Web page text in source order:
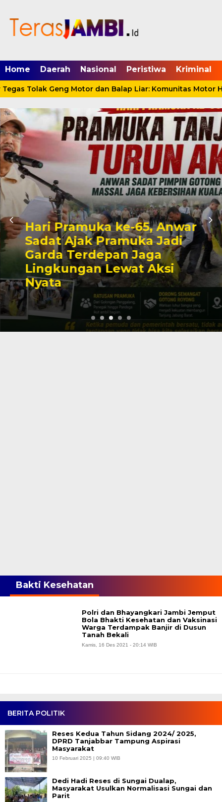
Home Daerah Nasional Peristiwa Kriminal
Tolak Geng Motor dan Balap Liar: Komunitas Motor
Hari Pramuka ke-65, Anwar
Sadat Ajak Pramuka Jadi
Garda Terdepan Jaga
Lingkungan Lewat Aksi
Nyata
BERITA POLITIK
Reses Kedua Tahun Sidang 2024/ 2025,
DPRD Tanjabbar Tampung Aspirasi
Masyarakat
10 Februari 2025 | 09:40 WIB
Dedi Hadi Reses di Sungai Dualap,
Masyarakat Usulkan Normalisasi Sungai dan
Parit
Bakti Kesehatan
Polri dan Bhayangkari Jambi Jemput
Bola Bhakti Kesehatan dan Vaksinasi
Warga Terdampak Banjir di Dusun
Tanah Bekali
Kamis, 16 Des 2021 - 20:14 WIB